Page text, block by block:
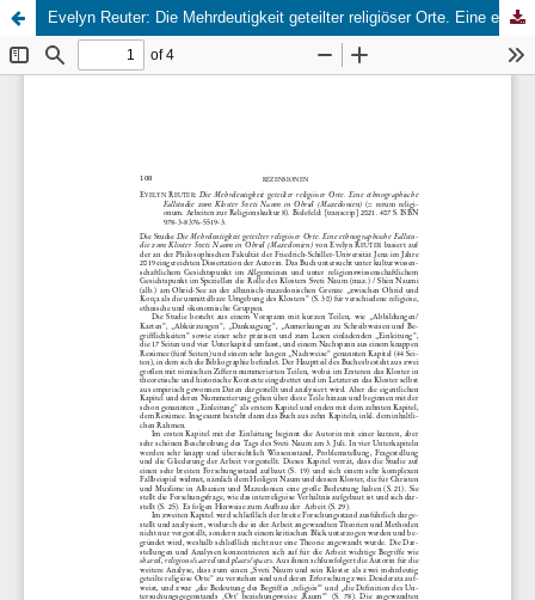
Evelyn Reuter: Die Mehrdeutigkeit geteilter religiöser Orte. Eine ethnographische Fallstudie zum Kloster Sveti Naum in Ohrid (Mazedonien)